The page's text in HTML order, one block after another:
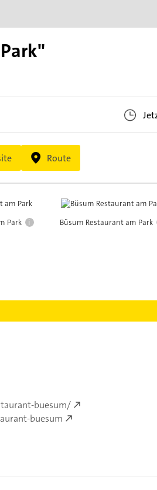
Route
Park i Büsum Restaurant am Park
buesum/
buesum